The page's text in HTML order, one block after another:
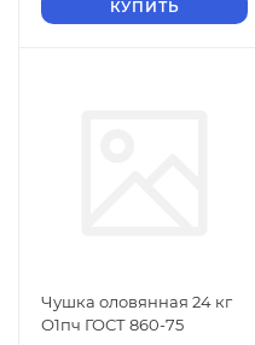
КУПИТЬ
Чушка оловянная 24 кг
О1пч ГОСТ 860-75